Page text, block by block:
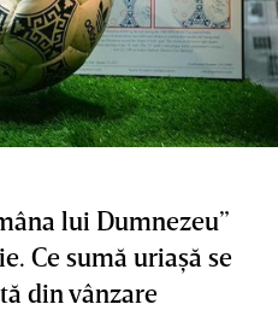
lui Dumnezeu”
Ce sumă uriaşă se
din vânzare